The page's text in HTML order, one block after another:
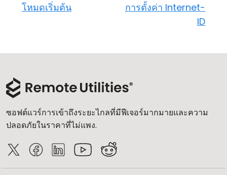
โหมดเริ่มต้น
การตั้งค่า Internet-
ID
ซอฟต์แวร์การเข้าถึงระยะไกลที่มีฟีเจอร์มากมายและความ
ปลอดภัยในราคาที่ไม่แพง.